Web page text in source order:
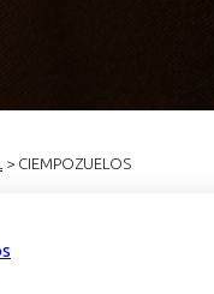
> CIEMPOZUELOS